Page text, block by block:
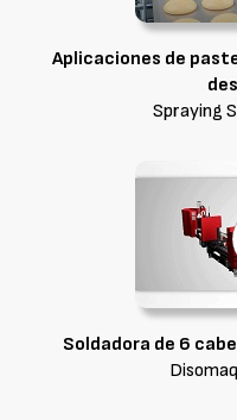
Aplicaciones de
Spraying
Soldadora de 6